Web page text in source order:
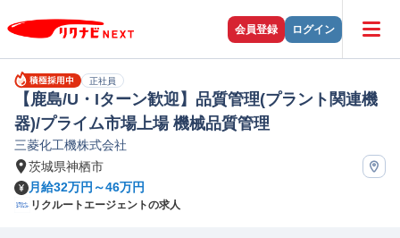
会員登録 ログイン
正社員
【鹿島/U・Iターン歓迎】品質管理(プラント関連機
器)/プライム市場上場 機械品質管理
三菱化工機株式会社
茨城県神栖市
月給32万円～46万円
リクルートエージェントの求人